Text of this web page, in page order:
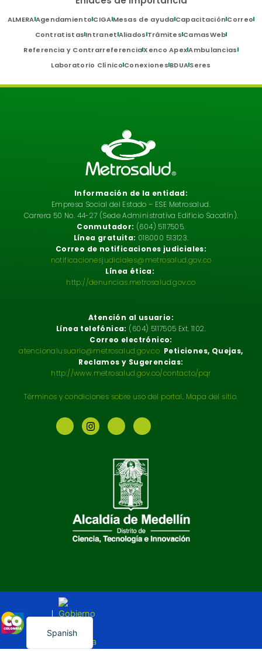
ALMERAAgendamientoCIGAMesas de ayudaCapacitaciónCorreo
ContratistasIntranet Aliados TrámitesCamasWeb
Referencia y ContrarreferenciaXenco ApexAmbulancias
Laboratorio Clínico Conexiones BDUASeres
Información de la entidad:
Empresa Social del Estado – ESE Metrosalud.
Carrera 50 No. 44-27 (Sede Administrativa Edificio Sacatín).
Conmutador: (604) 5117505.
Línea gratuita: 018000 513123.
Correo de notificaciones judiciales:
notificacionesjudiciales@metrosalud.gov.co
Línea ética:
http://denuncias.metrosalud.gov.co
Atención al usuario:
Línea telefónica: (604) 5117505 Ext. 1102.
Correo electrónico:
atencionalusuario@metrosalud.gov.co Peticiones, Quejas,
Reclamos y Sugerencias:
http://www.metrosalud.gov.co/contacto/pqr
Términos y condiciones sobre uso del portal. Mapa del sitio.
Spanish
English